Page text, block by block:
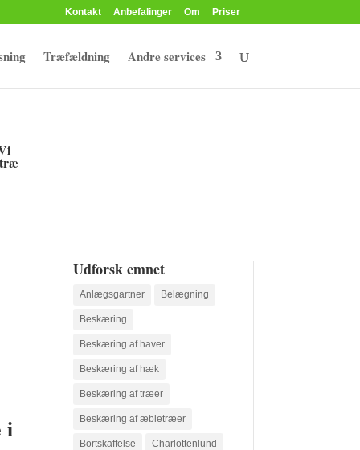
Kontakt Anbefalinger Om Priser
Træfældning Andre services
i
Udforsk emnet
Anlægsgartner Belægning
Beskæring
Beskæring af haver
Beskæring af hæk
Beskæring af træer
Beskæring af æbletræer
Bortskaffelse Charlottenlund